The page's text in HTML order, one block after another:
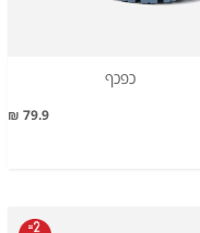
כפכף
79.9 ₪